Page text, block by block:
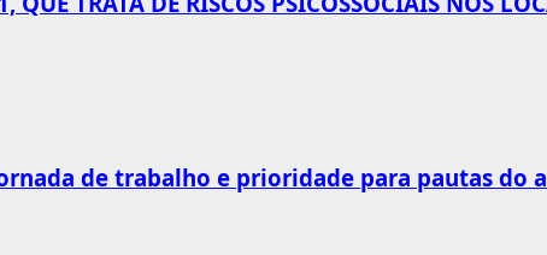
de trabalho e prioridade para pautas do